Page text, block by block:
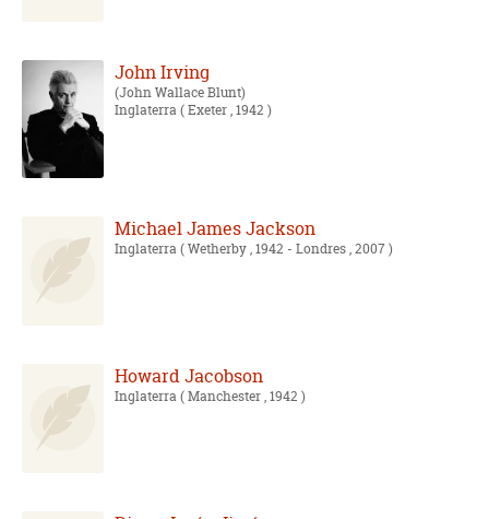
John Irving
John Wallace Blunt
Inglaterra( Exeter , 1942 )
Michael James Jackson
Inglaterra( Wetherby , 1942 - Londres , 2007 )
Howard Jacobson
Inglaterra( Manchester , 1942 )